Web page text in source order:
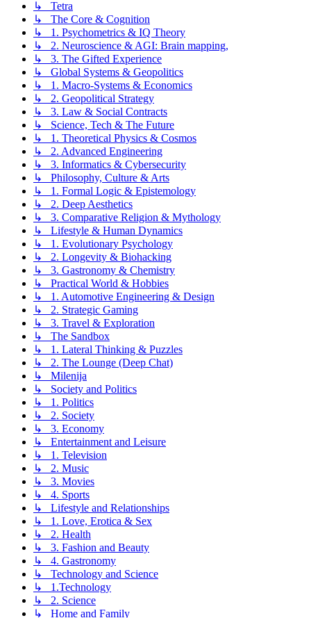
↳ Tetra
↳ The Core & Cognition
↳ 1. Psychometrics & IQ Theory
↳ 2. Neuroscience & AGI: Brain mapping,
↳ 3. The Gifted Experience
↳ Global Systems & Geopolitics
↳ 1. Macro-Systems & Economics
↳ 2. Geopolitical Strategy
↳ 3. Law & Social Contracts
↳ Science, Tech & The Future
↳ 1. Theoretical Physics & Cosmos
↳ 2. Advanced Engineering
↳ 3. Informatics & Cybersecurity
↳ Philosophy, Culture & Arts
↳ 1. Formal Logic & Epistemology
↳ 2. Deep Aesthetics
↳ 3. Comparative Religion & Mythology
↳ Lifestyle & Human Dynamics
↳ 1. Evolutionary Psychology
↳ 2. Longevity & Biohacking
↳ 3. Gastronomy & Chemistry
↳ Practical World & Hobbies
↳ 1. Automotive Engineering & Design
↳ 2. Strategic Gaming
↳ 3. Travel & Exploration
↳ The Sandbox
↳ 1. Lateral Thinking & Puzzles
↳ 2. The Lounge (Deep Chat)
↳ Milenija
↳ Society and Politics
↳ 1. Politics
↳ 2. Society
↳ 3. Economy
↳ Entertainment and Leisure
↳ 1. Television
↳ 2. Music
↳ 3. Movies
↳ 4. Sports
↳ Lifestyle and Relationships
↳ 1. Love, Erotica & Sex
↳ 2. Health
↳ 3. Fashion and Beauty
↳ 4. Gastronomy
↳ Technology and Science
↳ 1.Technology
↳ 2. Science
↳ Home and Family